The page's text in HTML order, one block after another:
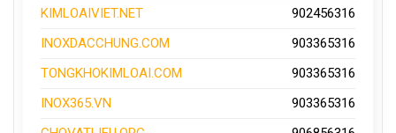
KIMLOAIVIET.NET
902456316
INOXDACCHUNG.COM
903365316
TONGKHOKIMLOAI.COM
903365316
INOX365.VN
903365316